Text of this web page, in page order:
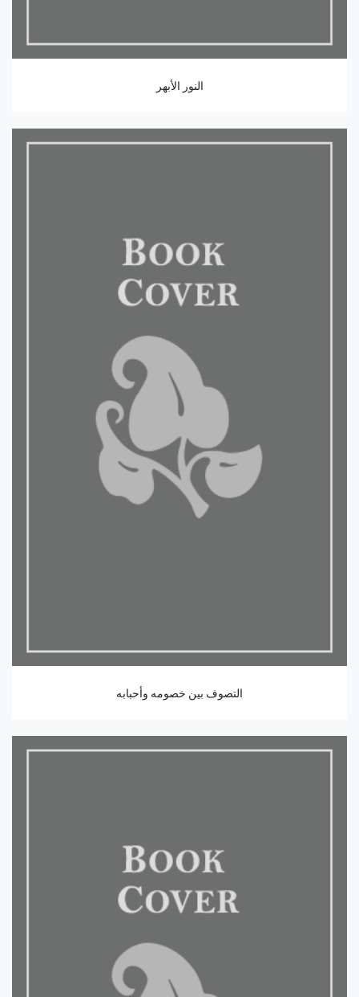
النور الأبهر
التصوف بين خصومه وأحبابه